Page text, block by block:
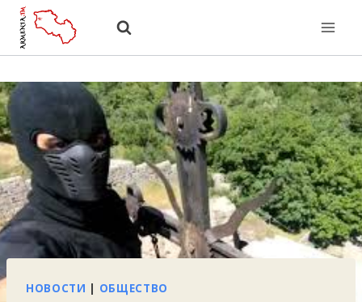
Перейти
НОВОСТИ ОБЩЕСТВО